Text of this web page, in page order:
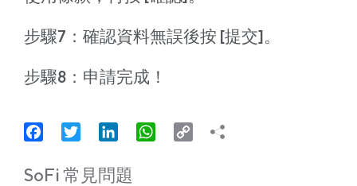
步驟7：確認資料無誤後按 [提交]。
步驟8：申請完成！
FacebookTwitter LinkedInWhatsApp
Copy
SoFi 常見問題